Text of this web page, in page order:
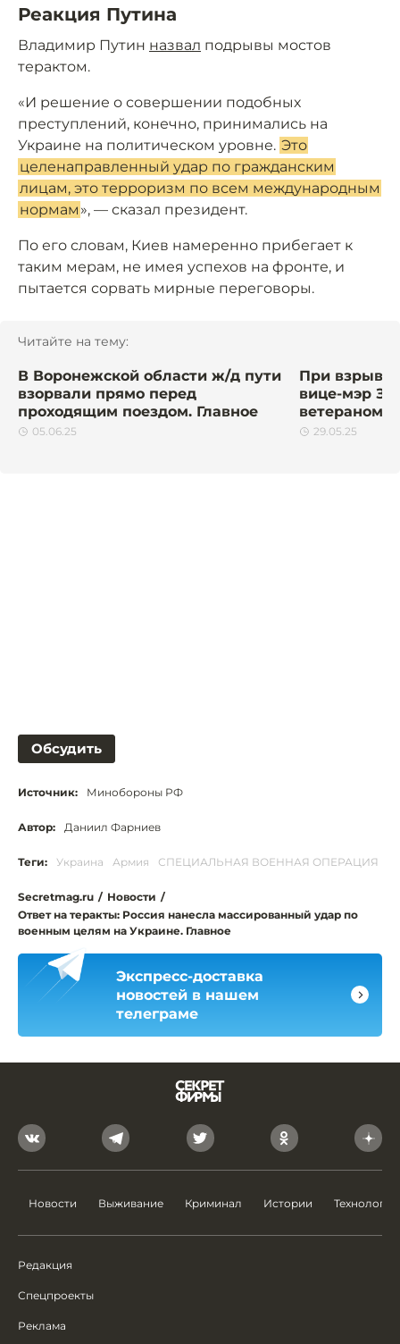
Реакция Путина
Владимир Путин назвал подрывы мостов
терактом.
«И решение о совершении подобных
преступлений, конечно, принимались на
Украине на политическом уровне. Это
целенаправленный удар по гражданским
лицам, это терроризм по всем международным
нормам », — сказал президент.
По его словам, Киев намеренно прибегает к
таким мерам, не имея успехов на фронте, и
пытается сорвать мирные переговоры.
Читайте на тему:
В Воронежской области ж/д пути
взорвали прямо перед
проходящим поездом. Главное
05.06.25
При взрыве
вице-мэр
ветераном
29.05.25
Обсудить
Источник: Минобороны РФ
Автор: Даниил Фарниев
Теги: Украина Армия СПЕЦИАЛЬНАЯ ВОЕННАЯ ОПЕРАЦИЯ
Secretmag.ru / Новости /
Ответ на теракты: Россия нанесла массированный удар по
военным целям на Украине. Главное
Экспресс-доставка
новостей в нашем
телеграме
Новости Выживание Криминал Истории Технологии
Редакция
Спецпроекты
Реклама